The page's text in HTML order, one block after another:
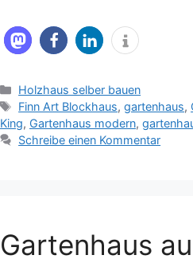
Kategorien
Holzhaus selber bauen
Schlagwörter
Finn Art Blockhaus,gartenhaus,
King, Gartenhaus modern,
Schreibe einen Kommentar
Gartenhaus